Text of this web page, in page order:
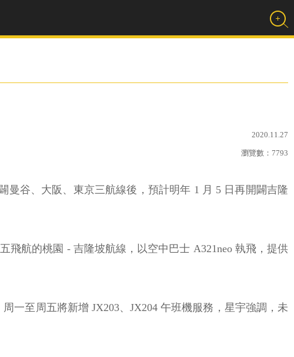
2020.11.27
瀏覽數： 7793
曼谷、大阪、東京三航線後，預計明年 1 月 5 日再開闢吉隆
航的桃園 - 吉隆坡航線，以空中巴士 A321neo 執飛，提供
一至周五將新增 JX203、JX204 午班機服務，星宇強調，未